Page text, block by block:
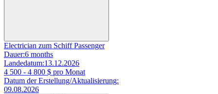
Electrician zum Schiff Passenger
Dauer:6 months
Landedatum:13.12.2026
4 500 - 4 800 $ pro Monat
Datum der Erstellung/Aktualisierung:
09.08.2026